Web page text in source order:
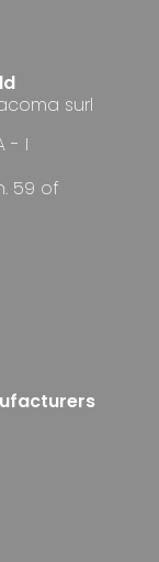
surl
- I
59 of